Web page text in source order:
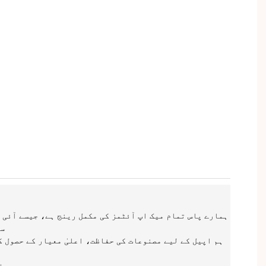
ہمارے پاس تمام میک اپ آئٹمز کی مکمل رینج ہے، جیسے
ہم اپیل کے لیے مصنوعات کی حفاظت، اعلیٰ معیار کے